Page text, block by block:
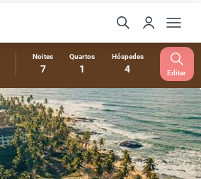
Noites
7
Quartos
1
Hóspedes
4 Editar